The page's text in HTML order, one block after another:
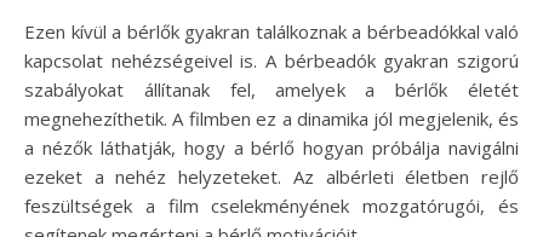
Ezen kívül a bérlők gyakran találkoznak a bérbeadókkal való
kapcsolat nehézségeivel is. A bérbeadók gyakran szigorú
szabályokat állítanak fel, amelyek a bérlők életét
megnehezíthetik. A filmben ez a dinamika jól megjelenik, és
a nézők láthatják, hogy a bérlő hogyan próbálja navigálni
ezeket a nehéz helyzeteket. Az albérleti életben rejlő
feszültségek a film cselekményének mozgatórugói, és